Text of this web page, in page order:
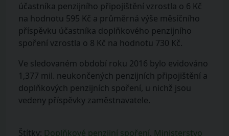
účastníka penzijního připojištění vzrostla o 6 Kč
na hodnotu 595 Kč a průměrná výše měsíčního
příspěvku účastníka doplňkového penzijního
spoření vzrostla o 8 Kč na hodnotu 730 Kč.
Ve sledovaném období roku 2016 bylo evidováno
1,377 mil. neukončených penzijních připojištění a
doplňkových penzijních spoření, u nichž jsou
vedeny příspěvky zaměstnavatele.
Štítky: Doplňkové penzijní spoření, Ministerstvo